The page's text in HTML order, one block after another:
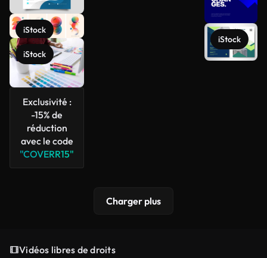
iStock
iStock
Exclusivité :
-15% de
réduction
avec le code
"COVERR15"
iStock
Charger plus
Vidéos libres de droits